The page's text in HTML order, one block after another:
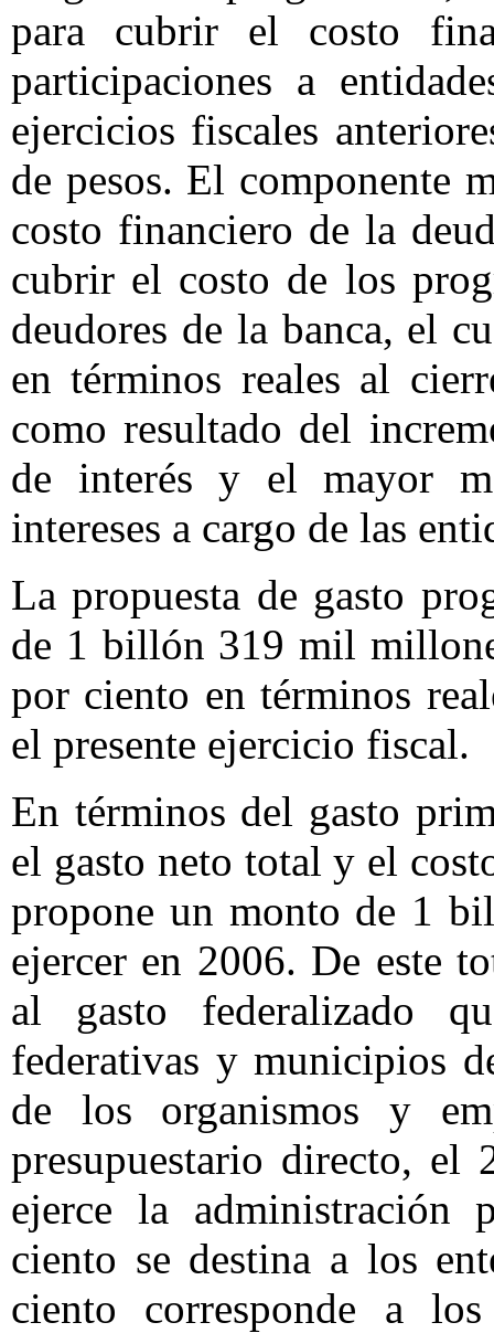
para cubrir el costo
participaciones a
ejercicios fiscales
de pesos. El componente
costo financiero de la
cubrir el costo de los
deudores de la banca, el
en términos reales al
como resultado del
de interés y el mayor
intereses a cargo de las
La propuesta de gasto
de 1 billón 319 mil
por ciento en términos
el presente ejercicio fiscal.
En términos del gasto
el gasto neto total y el
propone un monto de 1
ejercer en 2006. De este
al gasto federalizado
federativas y municipios
de los organismos y
presupuestario directo, el
ejerce la
ciento se destina a los
ciento corresponde a